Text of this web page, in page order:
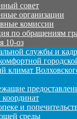
совет
организации
комиссии
по обращениям
10-оз
службы и
климат
координат
и
среды